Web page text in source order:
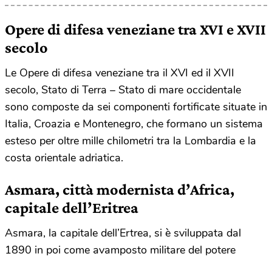
Opere di difesa veneziane tra XVI e XVII
secolo
Le Opere di difesa veneziane tra il XVI ed il XVII
secolo, Stato di Terra – Stato di mare occidentale
sono composte da sei componenti fortificate situate in
Italia, Croazia e Montenegro, che formano un sistema
esteso per oltre mille chilometri tra la Lombardia e la
costa orientale adriatica.
Asmara, città modernista d’Africa,
capitale dell’Eritrea
Asmara, la capitale dell’Ertrea, si è sviluppata dal
1890 in poi come avamposto militare del potere